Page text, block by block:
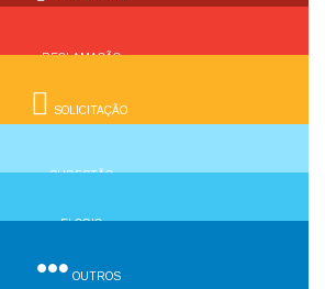
RECLAMAÇÃO
SOLICITAÇÃO
SUGESTÃO
ELOGIO
OUTROS